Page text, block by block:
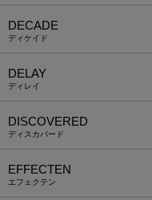
DECADE
ディケイド
DELAY
ディレイ
DISCOVERED
ディスカバード
EFFECTEN
エフェクテン